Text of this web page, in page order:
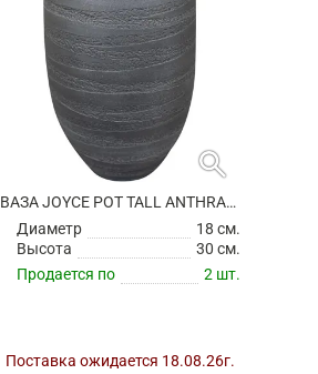
search
ВАЗА JOYCE POT TALL ANTHRACITE
Диаметр
18 см.
Высота
30 см.
Продается по
2 шт.
Поставка ожидается 18.08.26г.